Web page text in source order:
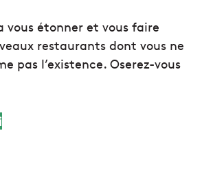
vous étonner et vous faire
restaurants dont vous ne
pas l’existence. Oserez-vous